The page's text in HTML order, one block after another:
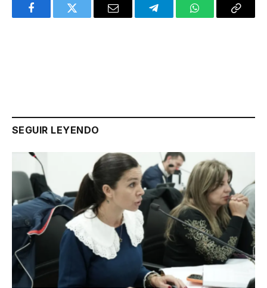
FacebookTwitter Email TelegramWhatsAppCopy
SEGUIR LEYENDO